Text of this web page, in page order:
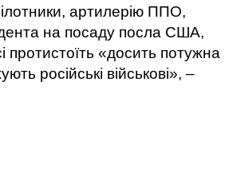
артилерію ППО,
на посаду посла США,
протистоїть «досить потужна
російські військові», –